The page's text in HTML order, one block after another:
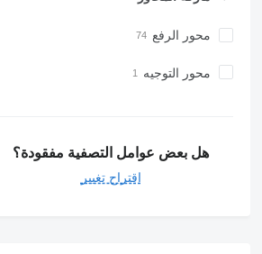
محور الرفع
محور التوجيه
هل بعض عوامل التصفية مفقودة؟
اقتراح تغيير